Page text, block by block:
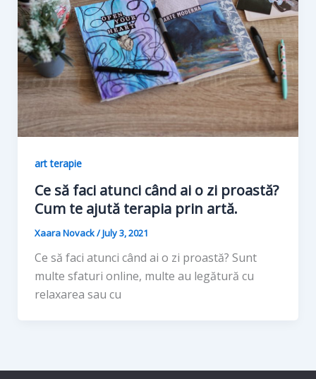
art terapie
Ce să faci atunci când ai o zi proastă?
Cum te ajută terapia prin artă.
Xaara Novack/July 3, 2021
Ce să faci atunci când ai o zi proastă? Sunt
multe sfaturi online, multe au legătură cu
relaxarea sau cu